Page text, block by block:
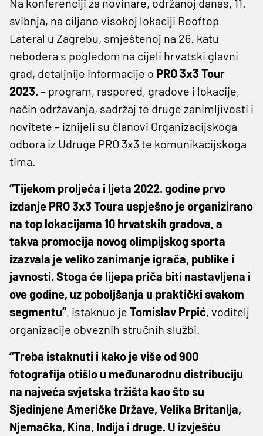
Na konferenciji za novinare, održanoj danas, 11.
svibnja, na ciljano visokoj lokaciji Rooftop
Lateral u Zagrebu, smještenoj na 26. katu
nebodera s pogledom na cijeli hrvatski glavni
grad, detaljnije informacije o PRO 3x3 Tour
2023.– program, raspored, gradove i lokacije,
način održavanja, sadržaj te druge zanimljivosti i
novitete – iznijeli su članovi Organizacijskoga
odbora iz Udruge PRO 3x3 te komunikacijskoga
tima.
“Tijekom proljeća i ljeta 2022. godine prvo
izdanje PRO 3x3 Toura uspješno je organizirano
na top lokacijama 10 hrvatskih gradova, a
takva promocija novog olimpijskog sporta
izazvala je veliko zanimanje igrača, publike i
javnosti. Stoga će lijepa priča biti nastavljena i
ove godine, uz poboljšanja u praktički svakom
segmentu”, istaknuo je Tomislav Prpić, voditelj
organizacije obveznih stručnih službi.
“Treba istaknuti i kako je više od 900
fotografija otišlo u međunarodnu distribuciju
na najveća svjetska tržišta kao što su
Sjedinjene Američke Države, Velika Britanija,
Njemačka, Kina, Indija i druge. U izvješću